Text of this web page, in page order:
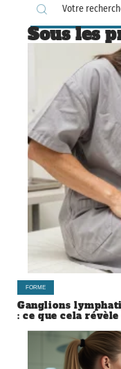
Sous les
FORME
Ganglions
: ce que cela révèle